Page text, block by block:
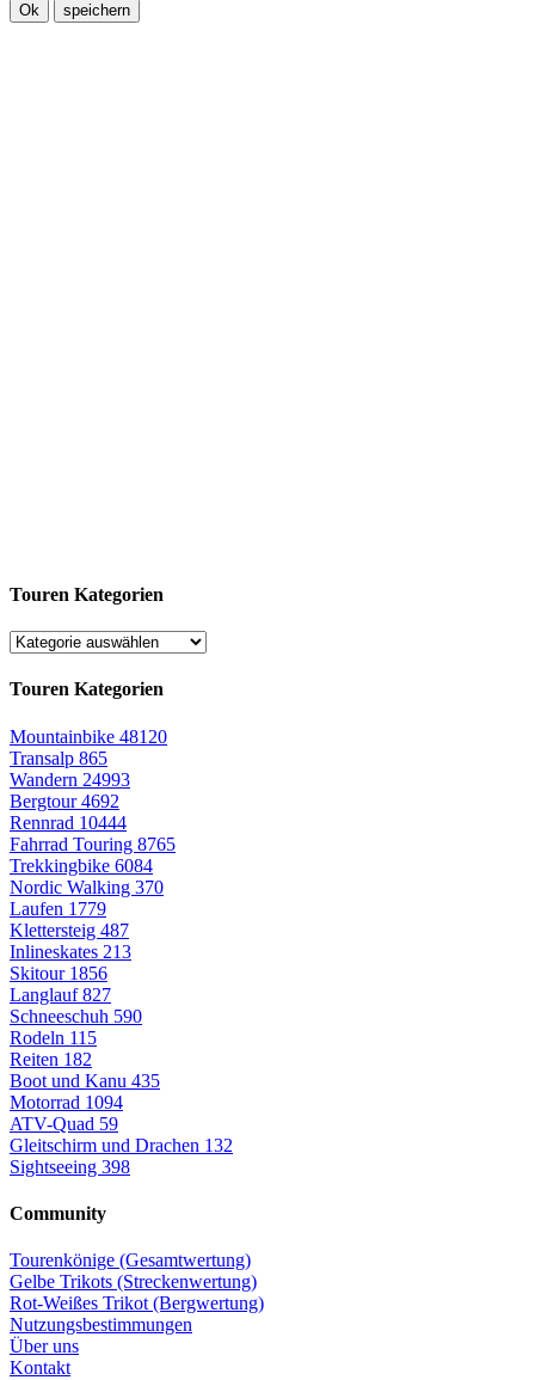
Ok speichern
Touren Kategorien
Touren Kategorien
Mountainbike 48120
Transalp 865
Wandern 24993
Bergtour4692
Rennrad 10444
Fahrrad Touring 8765
Trekkingbike 6084
Nordic Walking 370
Laufen 1779
Klettersteig 487
Inlineskates 213
Skitour 1856
Langlauf827
Schneeschuh 590
Rodeln 115
Reiten 182
Boot und Kanu 435
Motorrad 1094
ATV-Quad 59
Gleitschirm und Drachen 132
Sightseeing 398
Community
Tourenkönige (Gesamtwertung)
Gelbe Trikots (Streckenwertung)
Rot-Weißes Trikot (Bergwertung)
Nutzungsbestimmungen
Über uns
Kontakt